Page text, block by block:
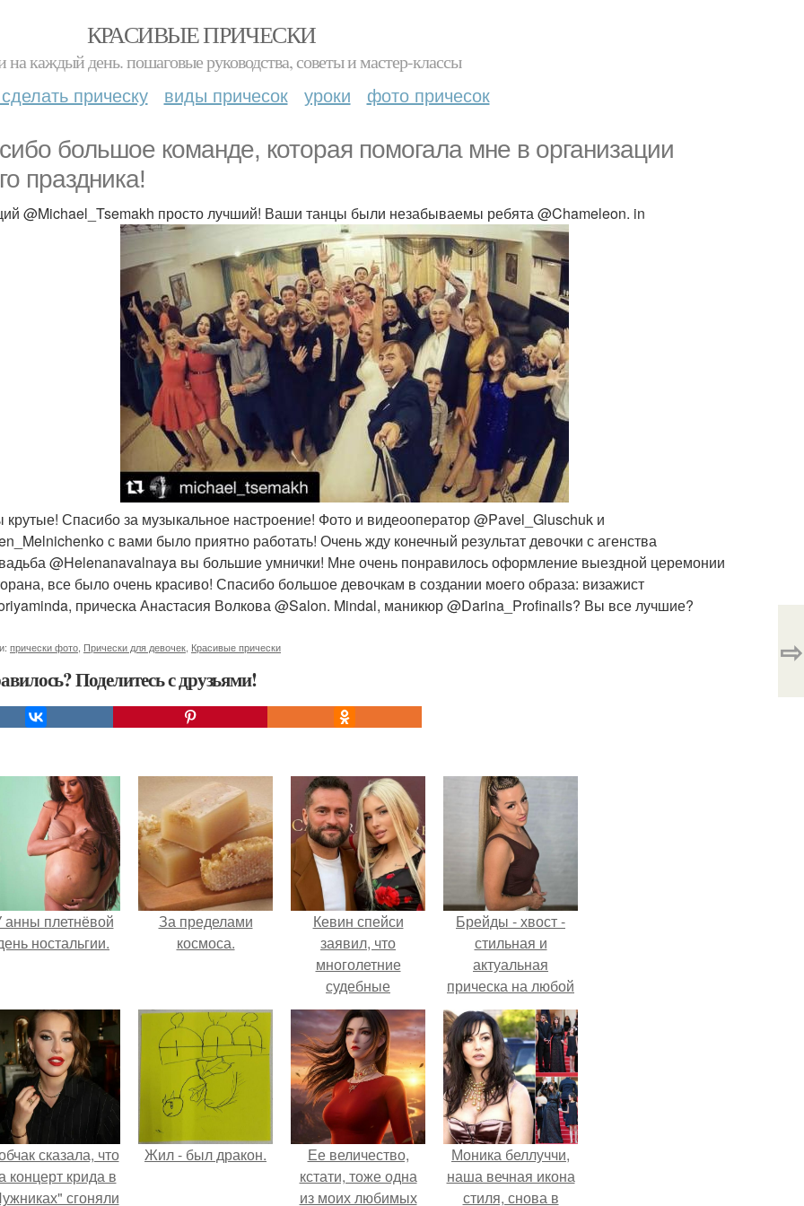
КРАСИВЫЕ ПРИЧЕСКИ
на каждый день. пошаговые руководства, советы и мастер-классы
прическу виды причесок уроки фото причесок
большое команде, которая помогала мне в организации
праздника!
@Michael_Tsemakh просто лучший! Ваши танцы были незабываемы ребята @Chameleon. in
крутые! Спасибо за музыкальное настроение! Фото и видеооператор @Pavel_Gluschuk и
с вами было приятно работать! Очень жду конечный результат девочки с агенства
@Helenanavalnaya вы большие умнички! Мне очень понравилось оформление выездной церемонии
все было очень красиво! Спасибо большое девочкам в создании моего образа: визажист
прическа Анастасия Волкова @Salon. Mindal, маникюр @Darina_Profinails? Вы все лучшие?
прически фото Прически для девочек Красивые прически
Поделитесь с друзьями!
⇨
анны плетнёвой
ностальгии.
За пределами
космоса.
Кевин спейси
заявил, что
многолетние
судебные
разбирательства
практически
уничтожили его
состояние.
Брейды - хвост -
стильная и
актуальная
прическа на любой
случай.
сказала, что
концерт крида в
сгоняли
Жил - был дракон.
Ее величество,
кстати, тоже одна
из моих любимых
Моника беллуччи,
наша вечная икона
стиля, снова в